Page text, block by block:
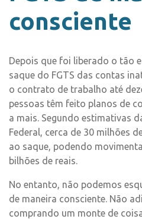
consciente
Depois que foi liberado o tão
saque do FGTS das contas
o contrato de trabalho até
pessoas têm feito planos de
a mais. Segundo estimativas
Federal, cerca de 30 milhões
ao saque, podendo
bilhões de reais.
No entanto, não podemos
de maneira consciente. Não
comprando um monte de